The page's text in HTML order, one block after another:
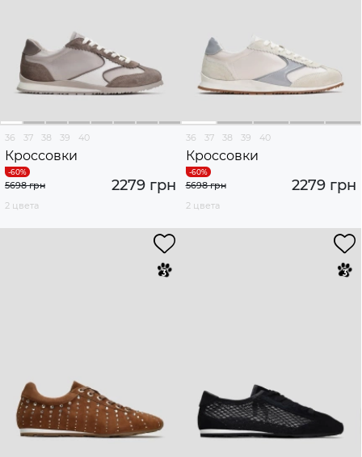
36 37 38 39 40
Кроссовки
2279 грн
5698 грн
2 цвета
36 37 38 39 40
Кроссовки
2279 грн
5698 грн
2 цвета